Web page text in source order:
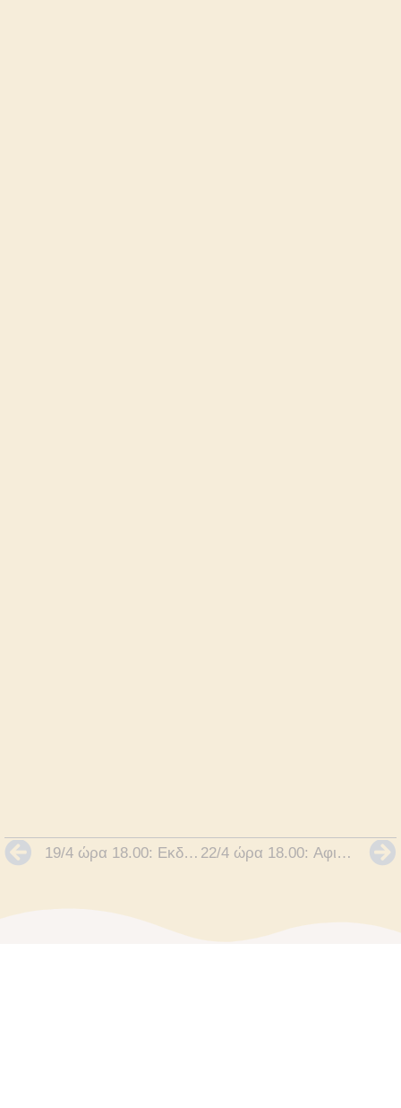
19/4 ώρα 18.00: Εκδήλωση για τις συνέπειες του Πραξικοπήματος της 21ης Απριλίου 22/4 ώρα 18.00: Αφιέρωμα στον Aρχαιολόγο Χρήστο Καρούζο